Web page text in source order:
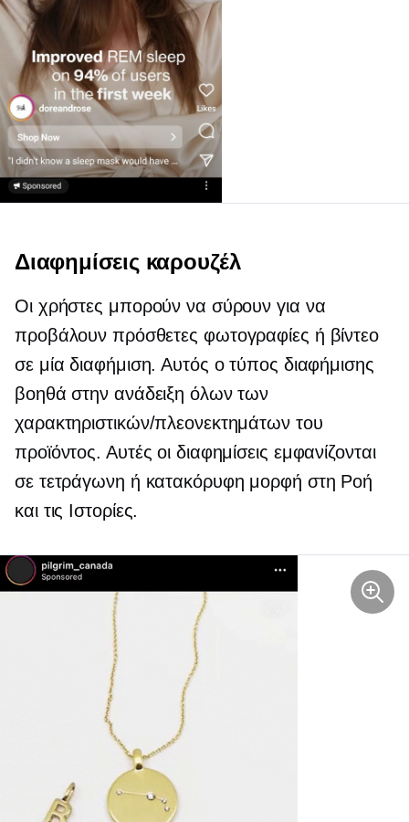
Διαφημίσεις καρουζέλ
Οι χρήστες μπορούν να σύρουν για να
προβάλουν πρόσθετες φωτογραφίες ή βίντεο
σε μία διαφήμιση. Αυτός ο τύπος διαφήμισης
βοηθά στην ανάδειξη όλων των
χαρακτηριστικών/πλεονεκτημάτων του
προϊόντος. Αυτές οι διαφημίσεις εμφανίζονται
σε τετράγωνη ή κατακόρυφη μορφή στη Ροή
και τις Ιστορίες.